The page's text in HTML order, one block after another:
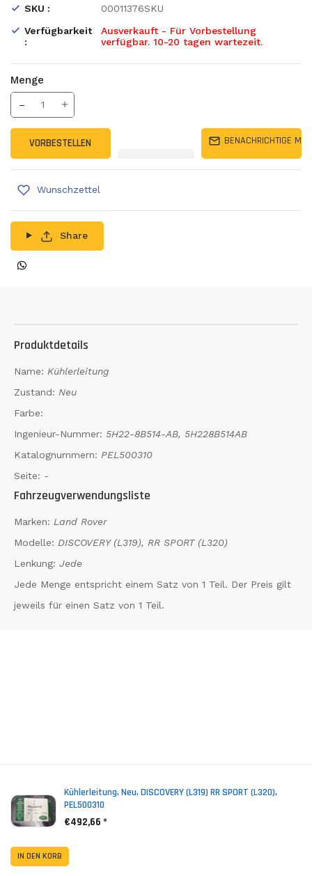
SKU :
00011376SKU
Verfügbarkeit
:
Ausverkauft - Für Vorbestellung
verfügbar. 10-20 tagen wartezeit.
Menge
Translation missing: de.products.product.decrease
Menge erhöhen
VORBESTELLEN BENACHRICHTIGE
Wunschzettel
Share
Produktdetails
Name: Kühlerleitung
Zustand: Neu
Farbe:
Ingenieur-Nummer: 5H22-8B514-AB, 5H228B514AB
Katalognummern: PEL500310
Seite: -
Fahrzeugverwendungsliste
Marken: Land Rover
Modelle: DISCOVERY (L319), RR SPORT (L320)
Lenkung: Jede
Jede Menge entspricht einem Satz von 1 Teil. Der Preis gilt
jeweils für einen Satz von 1 Teil.
Kühlerleitung, Neu, DISCOVERY (L319) RR SPORT (L320),
PEL500310
€492,66 *
IN DEN KORB
Abonniere jetzt unseren Newsletter und erhalte per E-
Mail regelmäßig Infos regelmäßig Infos und exklusive
Angebote von GSP24 Germany. Diese Einwilligung zur